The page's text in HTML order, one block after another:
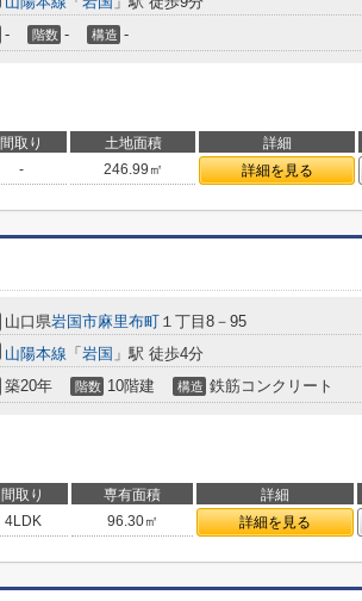
- 階数 - 構造 -
間取り 土地面積 詳細
- 246.99㎡ 詳細を見る
山口県岩国市麻里布町 １丁目8－95
山陽本線 「 岩国 」駅 徒歩4分
築20年 階数 10階建 構造 鉄筋コンクリート
間取り 専有面積 詳細
4LDK 96.30㎡ 詳細を見る